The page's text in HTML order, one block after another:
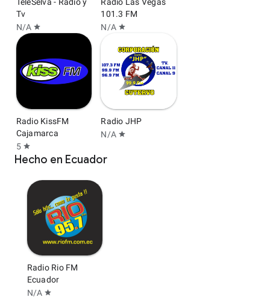
TeleSelva - Radio y
Tv
N/A star
Radio Las Vegas
101.3 FM
N/A star
Radio KissFM
Cajamarca
5 star
Radio JHP
N/A star
Hecho en Ecuador
Radio Rio FM
Ecuador
N/A star